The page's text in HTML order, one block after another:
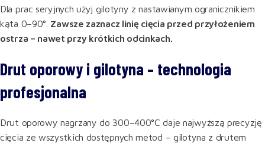
Dla prac seryjnych użyj gilotyny z nastawianym ogranicznikiem
kąta 0–90°. Zawsze zaznacz linię cięcia przed przyłożeniem
ostrza – nawet przy krótkich odcinkach.
Drut oporowy i gilotyna – technologia
profesjonalna
Drut oporowy nagrzany do 300–400°C daje najwyższą precyzję
cięcia ze wszystkich dostępnych metod – gilotyna z drutem